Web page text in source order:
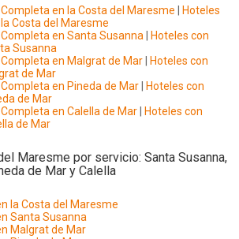
en la Costa del Maresme
Hoteles
Costa del Maresme
en Santa Susanna
Hoteles con
Susanna
en Malgrat de Mar
Hoteles con
de Mar
en Pineda de Mar
Hoteles con
de Mar
en Calella de Mar
Hoteles con
de Mar
Maresme por servicio: Santa Susanna,
de Mar y Calella
la Costa del Maresme
Santa Susanna
Malgrat de Mar